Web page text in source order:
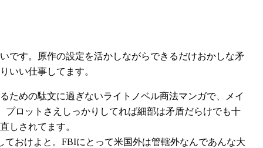
です。原作の設定を活かしながらできるだけおかしな矛
いい仕事してます。
ための駄文に過ぎないライトノベル商法マンガで、メイ
ロットさえしっかりしてれば細部は矛盾だらけでも十
しされてます。
おけよと。FBIにとって米国外は管轄外なんであんな大